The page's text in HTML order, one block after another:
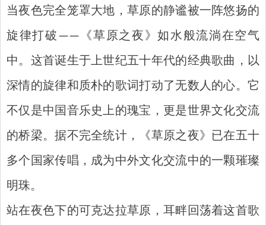
当夜色完全笼罩大地，草原的静谧被一阵悠扬的
旋律打破——《草原之夜》如水般流淌在空气
中。这首诞生于上世纪五十年代的经典歌曲，以
深情的旋律和质朴的歌词打动了无数人的心。它
不仅是中国音乐史上的瑰宝，更是世界文化交流
的桥梁。据不完全统计，《草原之夜》已在五十
多个国家传唱，成为中外文化交流中的一颗璀璨
明珠。
站在夜色下的可克达拉草原，耳畔回荡着这首歌